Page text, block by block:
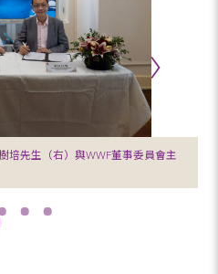
培先生（右）與WWF董事委員會主